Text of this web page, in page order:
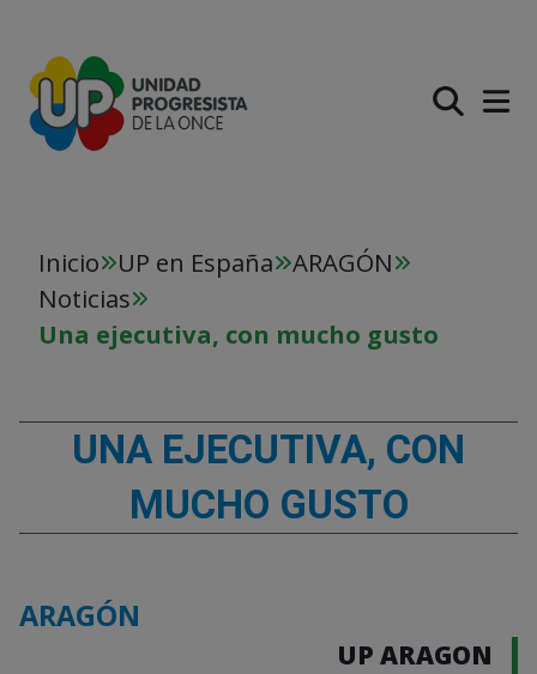
Inicio UP en España
ARAGÓN
Noticias
Una ejecutiva, con mucho gusto
UNA EJECUTIVA, CON
MUCHO GUSTO
ARAGÓN
UP ARAGON